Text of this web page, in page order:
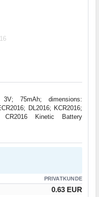
75mAh; dimensions:
DL2016; KCR2016;
CR2016 Kinetic Battery
PRIVATKUNDE
0.63 EUR